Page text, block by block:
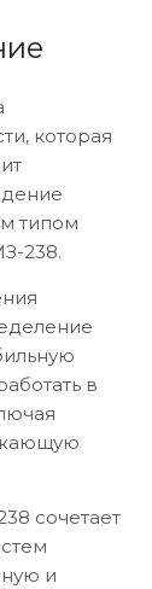
которая
типом
238.
в
сочетает
и